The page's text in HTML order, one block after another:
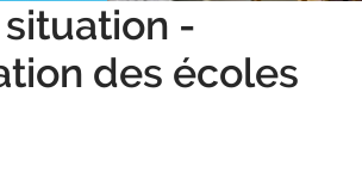
-
des écoles